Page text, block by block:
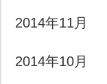
2014年11月
2014年10月